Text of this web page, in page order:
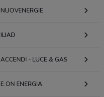
NUOVENERGIE
ILIAD
ACCENDI - LUCE & GAS
E.ON ENERGIA